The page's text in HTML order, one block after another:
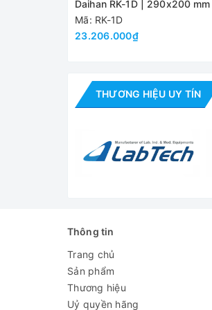
Bộ điều khiển
Thời gian / cảnh báo
Động cơ
Kích thước
Công suất tiêu thụ
Nguồn điện
Đánh giá
Daihan RK-1D | 290x200 mm
Mã: RK-1D
23.206.000₫
THƯƠNG HIỆU UY TÍN
Thông tin
Trang chủ
Sản phẩm
Thương hiệu
Uỷ quyền hãng